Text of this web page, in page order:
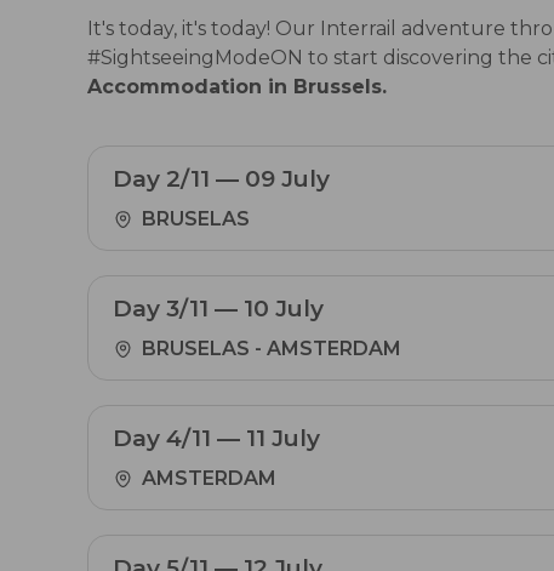
It's today, it's today! Our Interrail adventure
#SightseeingModeON to start discovering the
Accommodation in Brussels.
Day 2/11 — 09 July
BRUSELAS
Day 3/11 — 10 July
BRUSELAS - AMSTERDAM
Day 4/11 — 11 July
AMSTERDAM